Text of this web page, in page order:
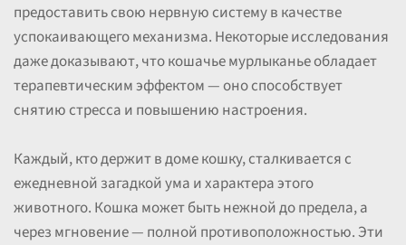
предоставить свою нервную систему в качестве
успокаивающего механизма. Некоторые исследования
даже доказывают, что кошачье мурлыканье обладает
терапевтическим эффектом — оно способствует
снятию стресса и повышению настроения.
Каждый, кто держит в доме кошку, сталкивается с
ежедневной загадкой ума и характера этого
животного. Кошка может быть нежной до предела, а
через мгновение — полной противоположностью. Эти